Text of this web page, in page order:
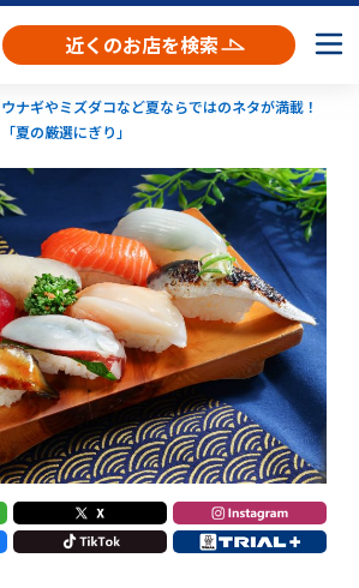
近くのお店を検索
ウナギやミズダコなど夏ならではのネタが満載！
「夏の厳選にぎり」